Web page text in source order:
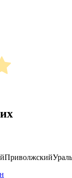
Приволжский